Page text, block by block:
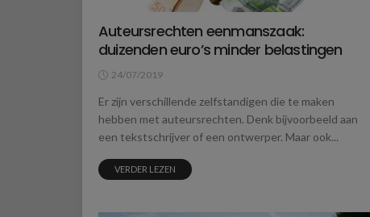
Auteursrechten eenmanszaak:
duizenden euro’s minder belastingen
24/07/2019
Er zijn verschillende zelfstandigen die te maken
hebben met auteursrechten. Denk bijvoorbeeld aan
een tekstschrijver of een ontwerper. Maar ook...
VERDER LEZEN